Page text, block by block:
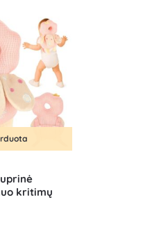
kritimų